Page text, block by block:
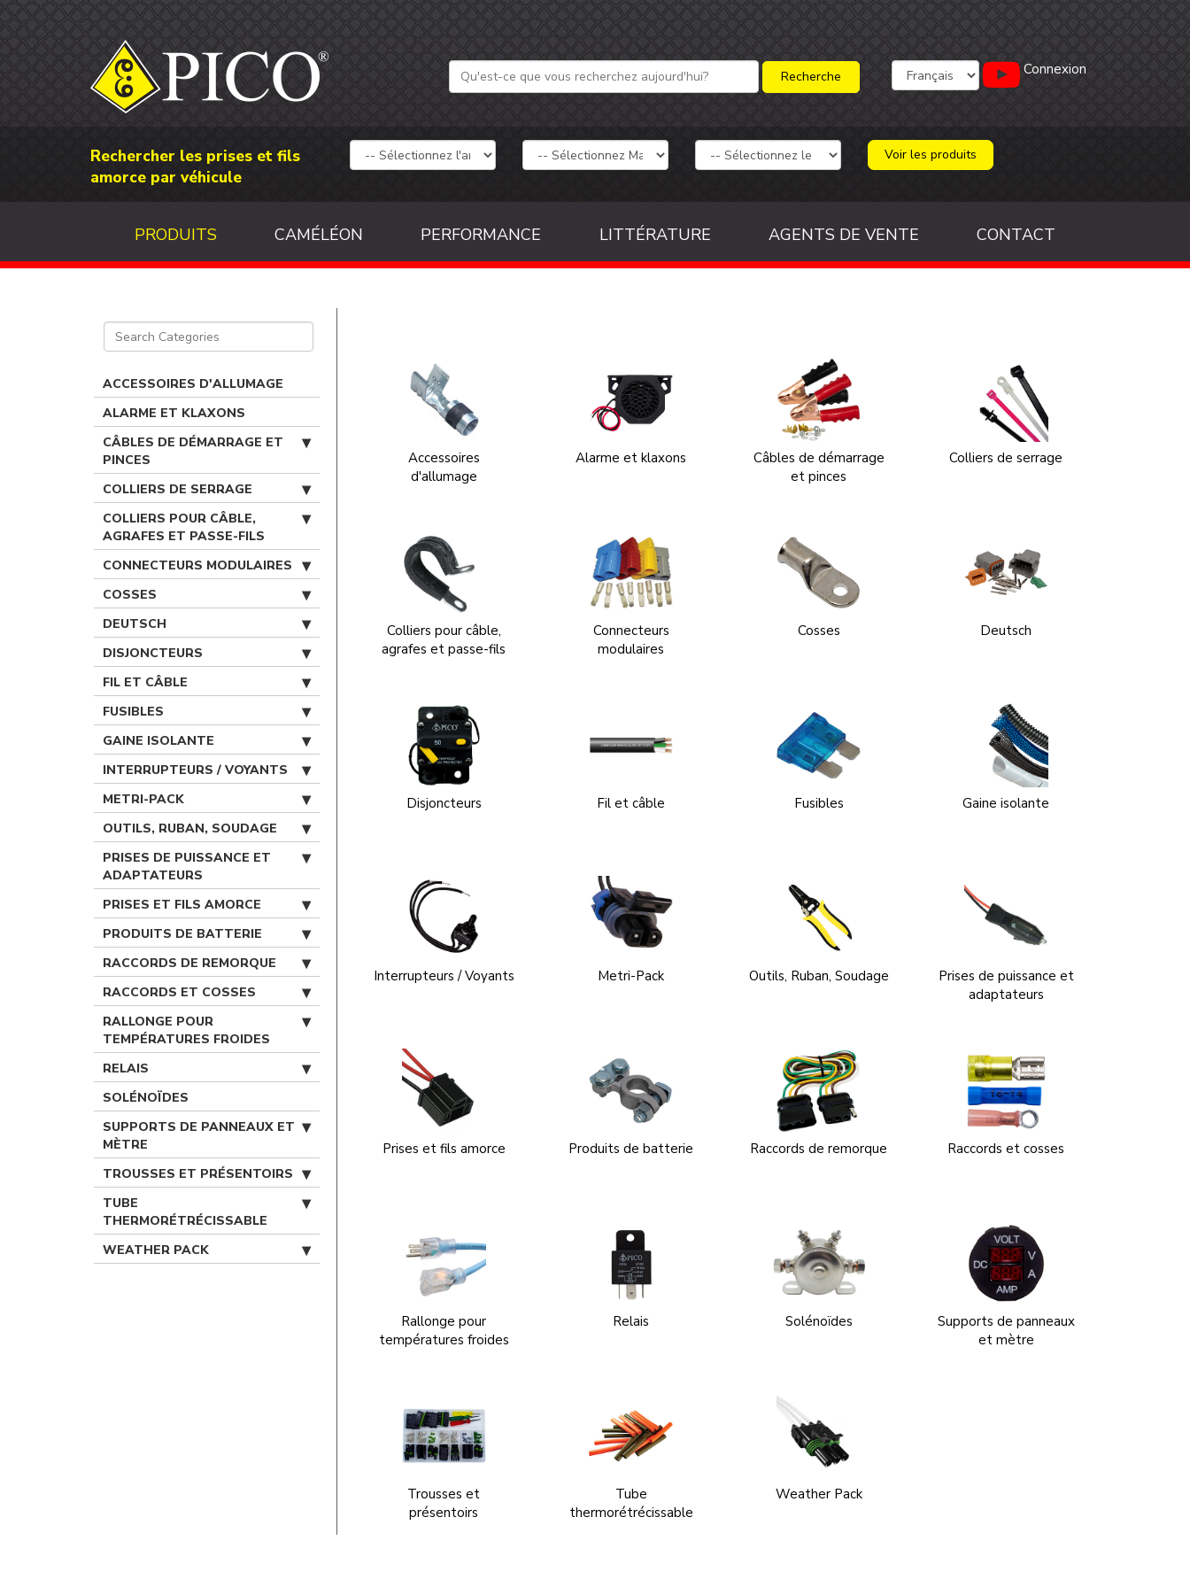
Connexion
Rechercher les prises et fils
amorce par véhicule
Voir les produits
PRODUITS CAMÉLÉON PERFORMANCE LITTÉRATURE AGENTS DE VENTE CONTACT
ACCESSOIRES D'ALLUMAGE
ALARME ET KLAXONS
CÂBLES DE DÉMARRAGE ET
PINCES
COLLIERS DE SERRAGE
COLLIERS POUR CÂBLE,
AGRAFES ET PASSE-FILS
CONNECTEURS MODULAIRES
COSSES
DEUTSCH
DISJONCTEURS
FIL ET CÂBLE
FUSIBLES
GAINE ISOLANTE
INTERRUPTEURS / VOYANTS
METRI-PACK
OUTILS, RUBAN, SOUDAGE
PRISES DE PUISSANCE ET
ADAPTATEURS
PRISES ET FILS AMORCE
PRODUITS DE BATTERIE
RACCORDS DE REMORQUE
RACCORDS ET COSSES
RALLONGE POUR
TEMPÉRATURES FROIDES
RELAIS
SOLÉNOÏDES
SUPPORTS DE PANNEAUX ET
MÈTRE
TROUSSES ET PRÉSENTOIRS
TUBE
THERMORÉTRÉCISSABLE
WEATHER PACK
Accessoires
d'allumage
Alarme et klaxons
Câbles de démarrage
et pinces
Colliers de serrage
Colliers pour câble,
agrafes et passe-fils
Connecteurs
modulaires
Cosses Deutsch
Disjoncteurs Fil et câble Fusibles Gaine isolante
Interrupteurs / Voyants Metri-Pack Outils, Ruban, Soudage
Prises de puissance et
adaptateurs
Prises et fils amorce Produits de batterie Raccords de remorque Raccords et cosses
Rallonge pour
températures froides
Relais Solénoïdes
Supports de panneaux
et mètre
Trousses et
présentoirs
Tube
thermorétrécissable
Weather Pack